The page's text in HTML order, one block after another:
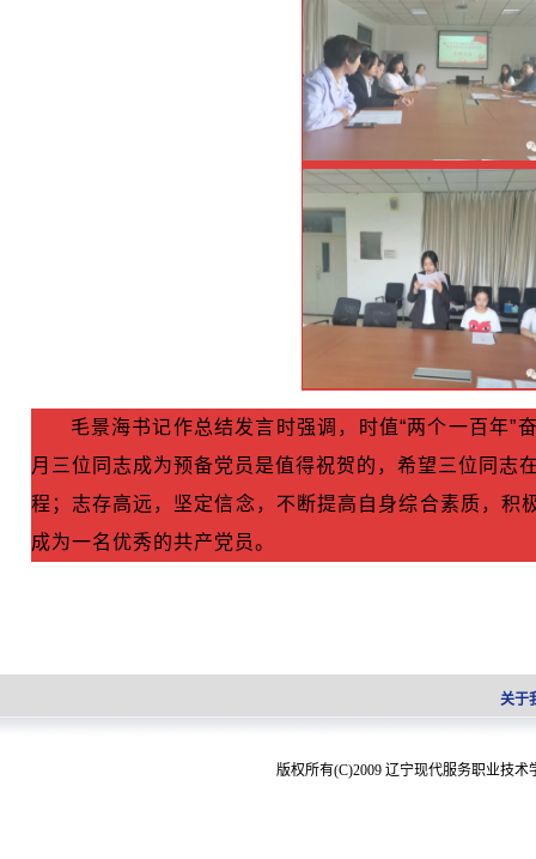
毛景海书记作总结发言时强调，时值“两个一百年”
月三位同志成为预备党员是值得祝贺的，希望三位同志
程；志存高远，坚定信念，不断提高自身综合素质，积
成为一名优秀的共产党员。
关于
版权所有(C)2009 辽宁现代服务职业技